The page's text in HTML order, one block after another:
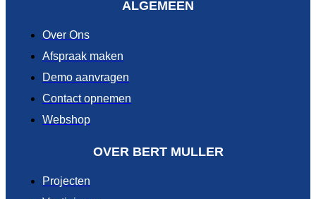
ALGEMEEN
Over Ons
Afspraak maken
Demo aanvragen
Contact opnemen
Webshop
OVER BERT MULLER
Projecten